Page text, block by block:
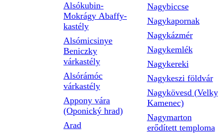
Alsókubin-
Mokrágy Abaffy-
kastély
Alsómicsinye
Beniczky
várkastély
Alsórámóc
várkastély
Appony vára
(Oponický hrad)
Arad
Nagybiccse
Nagykapornak
Nagykázmér
Nagykemlék
Nagykereki
Nagykeszi földvár
Nagykövesd (Velky
Kamenec)
Nagymarton
erődített temploma